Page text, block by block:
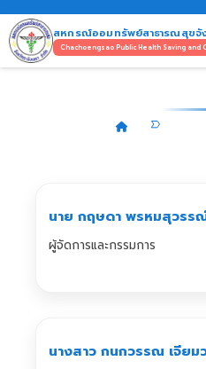
สหกรณ์ออมทรัพย์สาธารณสุขจัง
Chachoengsao Public Health Saving
นาย กฤษดา พรหมสุวรร
ผู้จัดการและกรรมการ
นางสาว กนกวรรณ เจียม